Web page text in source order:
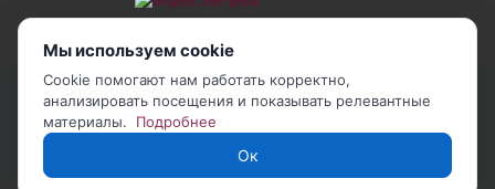
Мы используем cookie
Cookie помогают нам работать корректно,
анализировать посещения и показывать релевантные
материалы.
Подробнее
Ок